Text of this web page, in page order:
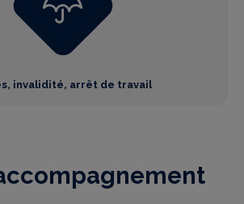
invalidité, arrêt de travail